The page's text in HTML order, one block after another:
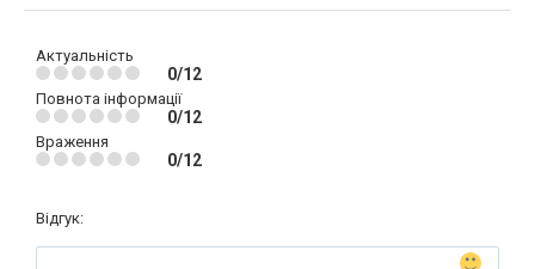
Актуальність
0/12
Повнота інформації
0/12
Враження
0/12
Відгук: